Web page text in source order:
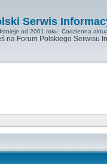
Serwis
Istnieje od 2001 roku. Codzienna
na Forum Polskiego Serwisu